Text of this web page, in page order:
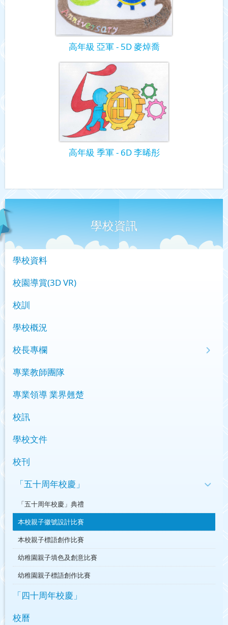
高年級 亞軍 - 5D 麥焯喬
高年級 季軍 - 6D 李晞彤
學校資訊
學校資料
校園導賞(3D VR)
校訓
學校概況
校長專欄
專業教師團隊
專業領導 業界翹楚
校訊
學校文件
校刊
「五十周年校慶」
「五十周年校慶」典禮
本校親子徽號設計比賽
本校親子標語創作比賽
幼稚園親子填色及創意比賽
幼稚園親子標語創作比賽
「四十周年校慶」
校曆